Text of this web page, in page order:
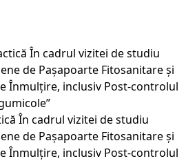
În cadrul vizitei de studiu
de Pașapoarte Fitosanitare și
Înmulțire, inclusiv Post-controlul